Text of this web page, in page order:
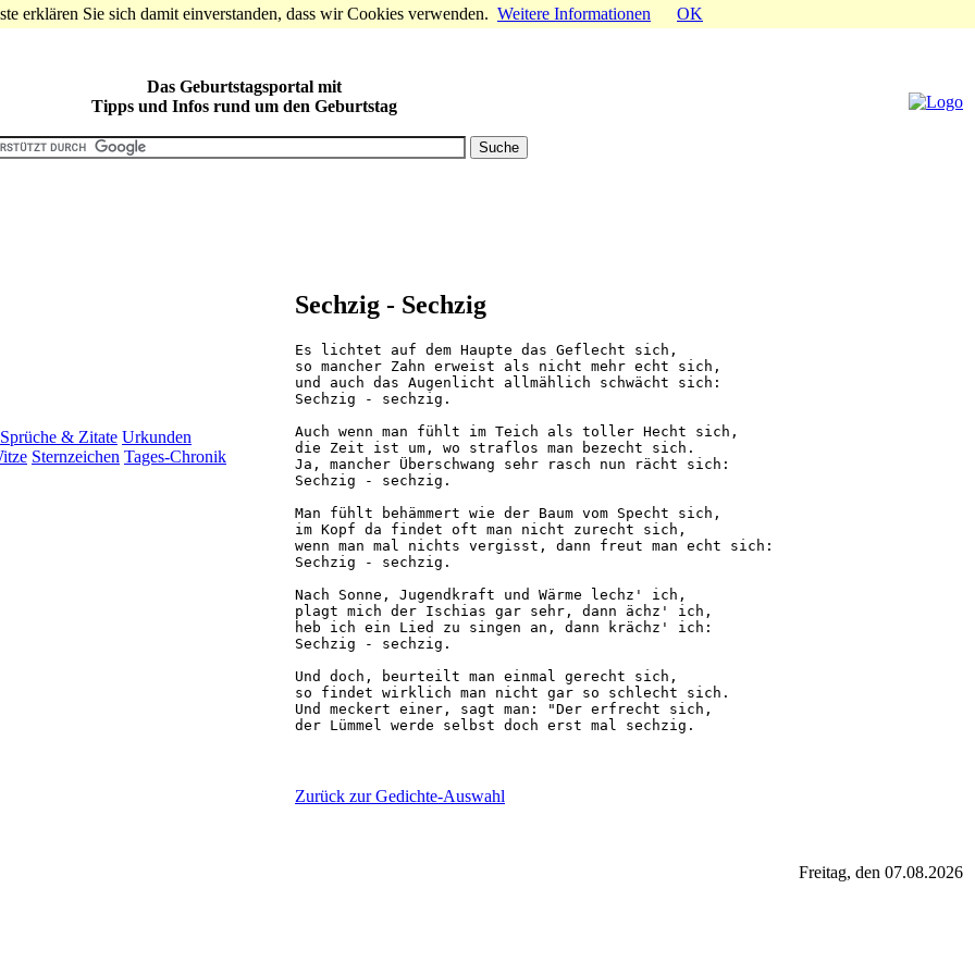
Das Geburtstagsportal mit
Tipps und Infos rund um den Geburtstag
Sprüche & Zitate Urkunden
Sternzeichen Tages-Chronik
Sechzig - Sechzig
Es lichtet auf dem Haupte das Geflecht sich,
so mancher Zahn erweist als nicht mehr echt sich,
und auch das Augenlicht allmählich schwächt sich:
Sechzig - sechzig.
Auch wenn man fühlt im Teich als toller Hecht sich,
die Zeit ist um, wo straflos man bezecht sich.
Ja, mancher Überschwang sehr rasch nun rächt sich:
Sechzig - sechzig.
Man fühlt behämmert wie der Baum vom Specht sich,
im Kopf da findet oft man nicht zurecht sich,
wenn man mal nichts vergisst, dann freut man echt sich:
Sechzig - sechzig.
Nach Sonne, Jugendkraft und Wärme lechz' ich,
plagt mich der Ischias gar sehr, dann ächz' ich,
heb ich ein Lied zu singen an, dann krächz' ich:
Sechzig - sechzig.
Und doch, beurteilt man einmal gerecht sich,
so findet wirklich man nicht gar so schlecht sich.
Und meckert einer, sagt man: "Der erfrecht sich,
Zurück zur Gedichte-Auswahl
Freitag, den 07.08.2026
erklären Sie sich damit einverstanden, dass wir Cookies verwenden. Weitere Informationen OK